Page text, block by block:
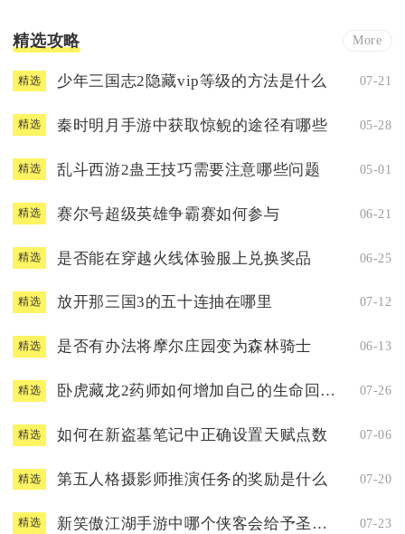
精选攻略 More
精选 少年三国志2隐藏vip等级的方法是什么 07-21
精选 秦时明月手游中获取惊鲵的途径有哪些 05-28
精选 乱斗西游2蛊王技巧需要注意哪些问题 05-01
精选 赛尔号超级英雄争霸赛如何参与 06-21
精选 是否能在穿越火线体验服上兑换奖品 06-25
精选 放开那三国3的五十连抽在哪里 07-12
精选 是否有办法将摩尔庄园变为森林骑士 06-13
精选 卧虎藏龙2药师如何增加自己的生命回复速度 07-26
精选 如何在新盗墓笔记中正确设置天赋点数 07-06
精选 第五人格摄影师推演任务的奖励是什么 07-20
精选 新笑傲江湖手游中哪个侠客会给予圣火令 07-23